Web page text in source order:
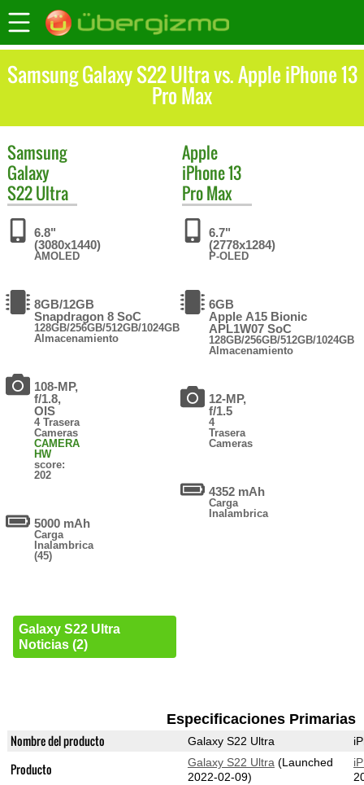
Samsung Galaxy S22 Ultra vs. Apple iPhone 13
Pro Max
Samsung
Galaxy
S22 Ultra
6.8"
(3080x1440)
AMOLED
8GB/12GB
Snapdragon 8 SoC
128GB/256GB/512GB/1024GB
Almacenamiento
108-MP,
f/1.8,
OIS
4 Trasera
Cameras
CAMERA
HW
score:
202
5000 mAh
Carga
Inalambrica
(45)
Galaxy S22 Ultra
Noticias (2)
Apple
iPhone 13
Pro Max
6.7"
(2778x1284)
P-OLED
6GB
Apple A15 Bionic
APL1W07 SoC
128GB/256GB/512GB/1024GB
Almacenamiento
12-MP,
f/1.5
4
Trasera
Cameras
4352 mAh
Carga
Inalambrica
Especificaciones Primarias
Nombre del producto Galaxy S22 Ultra
Producto Galaxy S22 Ultra (Launched
2022-02-09)